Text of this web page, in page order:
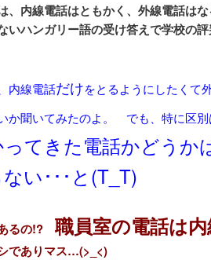
、内線電話はともかく、外線電話は
いハンガリー語の受け答えで学校の
内線電話だけをとるようにしたくて
か聞いてみたのよ。 でも、特に区
てきた電話かどうか
い･･･と(T_T)
るの!? 職員室の電話は
でありマス…(>_<)